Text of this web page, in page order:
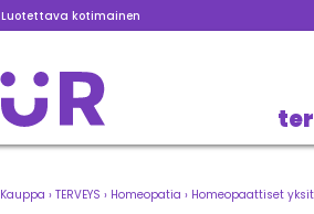
Luotettava kotimainen
Kauppa › TERVEYS › Homeopatia › Homeopaattiset